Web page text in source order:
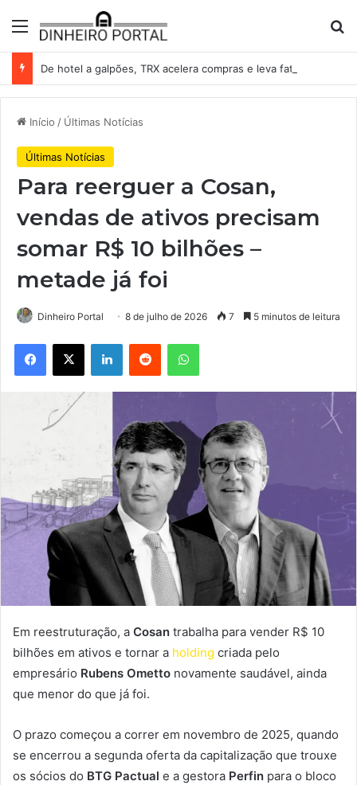
Menu
Início / Últimas Notícias
Últimas Notícias
Para reerguer a Cosan,
vendas de ativos precisam
somar R$ 10 bilhões –
metade já foi
Dinheiro Portal 8 de julho de 2026 7 5 minutos de leitura
Facebook
X LinkedinReddit WhatsApp
Em reestruturação, a Cosan trabalha para vender R$ 10
bilhões em ativos e tornar a holding criada pelo
empresário Rubens Ometto novamente saudável, ainda
que menor do que já foi.
O prazo começou a correr em novembro de 2025, quando
se encerrou a segunda oferta da capitalização que trouxe
os sócios do BTG Pactual e a gestora Perfin para o bloco